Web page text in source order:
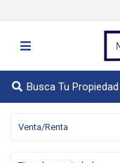
Busca Tu Propiedad
Venta/Renta